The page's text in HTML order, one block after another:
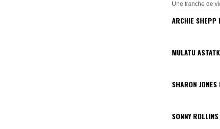
Une tranche de
ARCHIE SHEPP
MULATU
SHARON
SONNY